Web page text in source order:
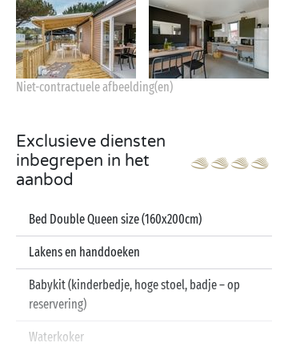
Niet-contractuele afbeelding(en)
Exclusieve diensten
inbegrepen in het
aanbod
Bed Double Queen size (160x200cm)
Lakens en handdoeken
Babykit (kinderbedje, hoge stoel, badje – op
reservering)
Waterkoker